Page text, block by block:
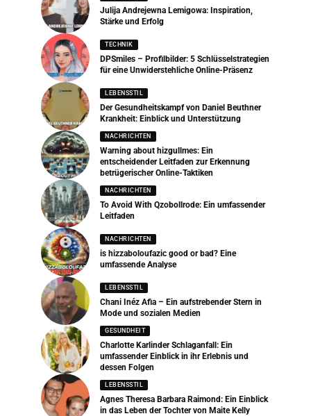
Julija Andrejewna Lemigowa: Inspiration,
Stärke und Erfolg
TECHNIK
DPSmiles – Profilbilder: 5 Schlüsselstrategien
für eine Unwiderstehliche Online-Präsenz
LEBENSSTIL
Der Gesundheitskampf von Daniel Beuthner
Krankheit: Einblick und Unterstützung
NACHRICHTEN
Warning about hizgullmes: Ein
entscheidender Leitfaden zur Erkennung
betrügerischer Online-Taktiken
NACHRICHTEN
To Avoid With Qzobollrode: Ein umfassender
Leitfaden
NACHRICHTEN
is hizzaboloufazic good or bad? Eine
umfassende Analyse
LEBENSSTIL
Chani Inéz Afia – Ein aufstrebender Stern in
Mode und sozialen Medien
GESUNDHEIT
Charlotte Karlinder Schlaganfall: Ein
umfassender Einblick in ihr Erlebnis und
dessen Folgen
LEBENSSTIL
Agnes Theresa Barbara Raimond: Ein Einblick
in das Leben der Tochter von Maite Kelly